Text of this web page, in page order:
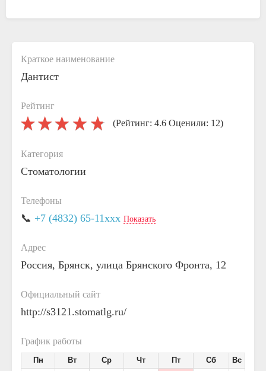
Краткое наименование
Дантист
Рейтинг
(Рейтинг: 4.6 Оценили: 12)
Категория
Стоматологии
Телефоны
📞 +7 (4832) 65-11xxx Показать
Адрес
Россия, Брянск, улица Брянского Фронта, 12
Официальный сайт
http://s3121.stomatlg.ru/
График работы
Пн Вт Ср Чт Пт Сб
Вс